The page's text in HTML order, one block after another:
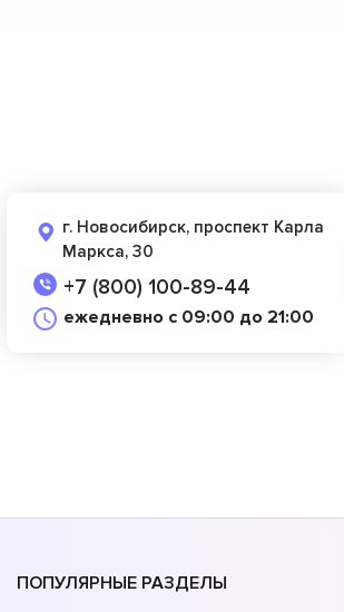
г. Новосибирск, проспект Карла
Маркса, 30
+7 (800) 100-89-44
ежедневно с 09:00 до 21:00
ПОПУЛЯРНЫЕ РАЗДЕЛЫ